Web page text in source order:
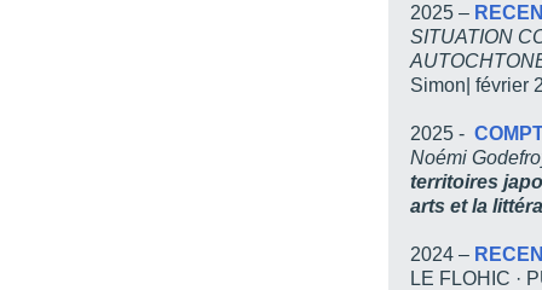
Introduction
Qui sont les Aïnous?
Qui est Hiramura
La recherche
obstinée de
L’essor du
Penriuk et sa douleur
2025 –
SITUATION
Simon| février
2025 -
Noémi
territoires
arts et la
2024 –
LE FLOHIC ·